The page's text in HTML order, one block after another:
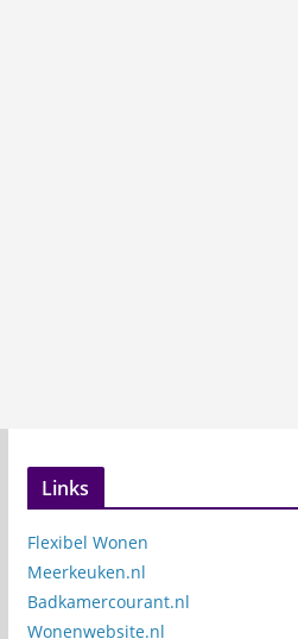
Links
Flexibel Wonen
Meerkeuken.nl
Badkamercourant.nl
Wonenwebsite.nl